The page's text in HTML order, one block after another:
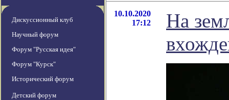
Дискуссионный клуб
Научный форум
Форум "Русская идея"
Форум "Курск"
Исторический форум
Детский форум
10.10.2020
17:12
На